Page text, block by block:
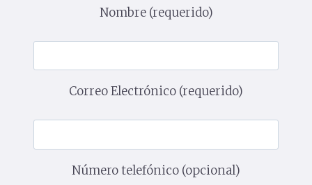
Nombre (requerido)
Correo Electrónico (requerido)
Número telefónico (opcional)